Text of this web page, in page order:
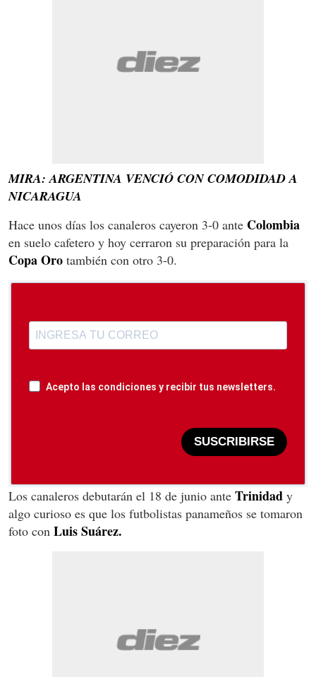
MIRA: ARGENTINA VENCIÓ CON COMODIDAD A
NICARAGUA
Hace unos días los canaleros cayeron 3-0 ante Colombia
en suelo cafetero y hoy cerraron su preparación para la
CopaOro también con otro 3-0.
Acepto las condiciones y recibir tus newsletters.
SUSCRIBIRSE
Los canaleros debutarán el 18 de junio ante Trinidad y
algo curioso es que los futbolistas panameños se tomaron
foto con Luis Suárez.